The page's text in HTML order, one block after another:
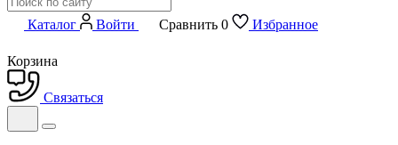
Каталог Войти Сравнить 0 Избранное
Корзина
Связаться